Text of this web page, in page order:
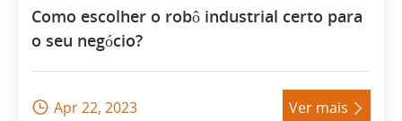
Como escolher o robô industrial certo para
o seu negócio?
 Apr 22, 2023 Ver mais 